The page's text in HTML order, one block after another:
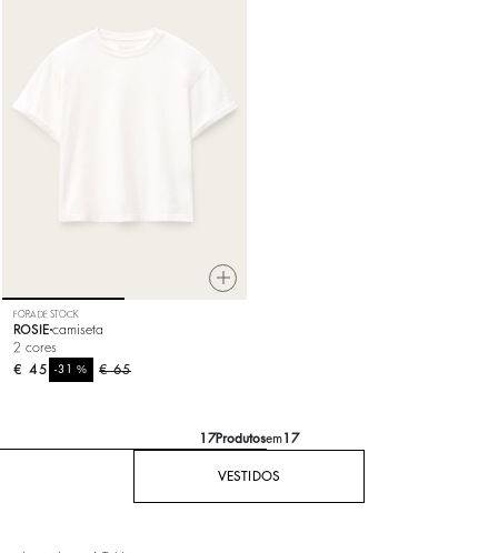
FORA DE STOCK
ROSIE camiseta
2 cores
€ 65
-31%
€ 45
17Produtosem17
VESTIDOS